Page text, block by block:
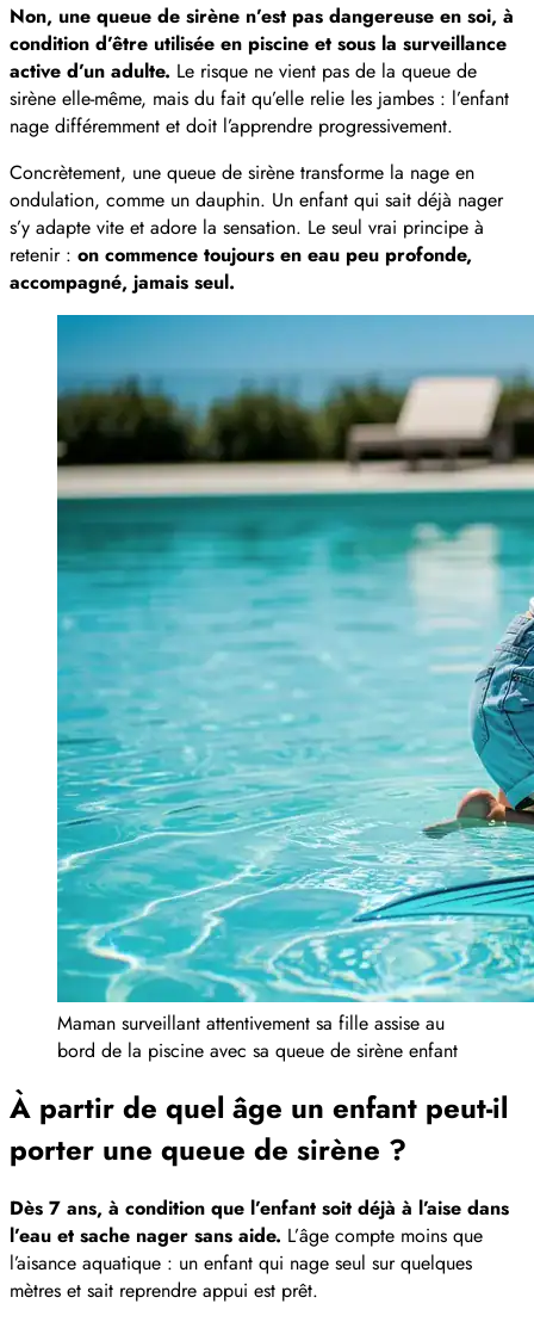
Non, une queue de sirène n’est pas dangereuse en soi, à
condition d’être utilisée en piscine et sous la surveillance
active d’un adulte. Le risque ne vient pas de la queue de
sirène elle-même, mais du fait qu’elle relie les jambes : l’enfant
nage différemment et doit l’apprendre progressivement.
Concrètement, une queue de sirène transforme la nage en
ondulation, comme un dauphin. Un enfant qui sait déjà nager
s’y adapte vite et adore la sensation. Le seul vrai principe à
retenir : on commence toujours en eau peu profonde,
accompagné, jamais seul.
Maman surveillant attentivement sa fille assise au
bord de la piscine avec sa queue de sirène enfant
À partir de quel âge un enfant peut-il
porter une queue de sirène ?
Dès 7 ans, à condition que l’enfant soit déjà à l’aise dans
l’eau et sache nager sans aide. L’âge compte moins que
l’aisance aquatique : un enfant qui nage seul sur quelques
mètres et sait reprendre appui est prêt.